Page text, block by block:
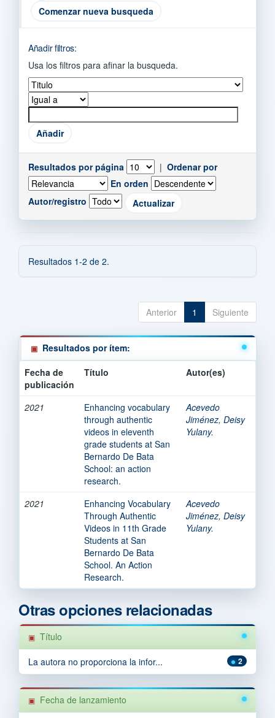
Comenzar nueva busqueda
Añadir filtros:
Usa los filtros para afinar la busqueda.
Resultados por página | Ordenar por
En orden
Autor/registro
Resultados 1-2 de 2.
Anterior 1 Siguiente
Resultados por ítem:
Fecha de
publicación
Título Autor(es)
2021
Enhancing vocabulary
through authentic
videos in eleventh
grade students at San
Bernardo De Bata
School: an action
research.
Acevedo
Jiménez, Deisy
Yulany.
2021
Enhancing Vocabulary
Through Authentic
Videos in 11th Grade
Students at San
Bernardo De Bata
School. An Action
Research.
Acevedo
Jiménez, Deisy
Yulany.
Otras opciones relacionadas
Título
2
La autora no proporciona la infor...
Fecha de lanzamiento